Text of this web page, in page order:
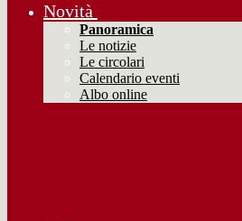
Novità
Panoramica
Le notizie
Le circolari
Calendario eventi
Albo online